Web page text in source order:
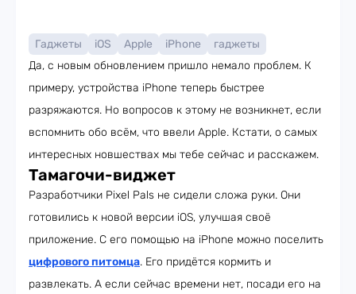
Гаджеты iOS Apple iPhone
гаджеты
Да, с новым обновлением пришло немало проблем. К
примеру, устройства iPhone теперь быстрее
разряжаются. Но вопросов к этому не возникнет, если
вспомнить обо всём, что ввели Apple. Кстати, о самых
интересных новшествах мы тебе сейчас и расскажем.
Тамагочи-виджет
Разработчики Pixel Pals не сидели сложа руки. Они
готовились к новой версии iOS, улучшая своё
приложение. С его помощью на iPhone можно поселить
цифрового питомца. Его придётся кормить и
развлекать. А если сейчас времени нет, посади его на